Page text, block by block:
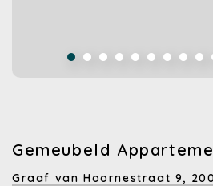
Gemeubeld
Graaf van Hoornestraat 9,